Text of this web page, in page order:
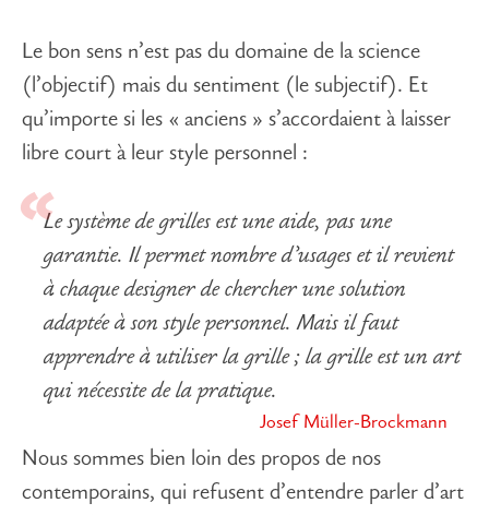
Le bon sens n’est pas du domaine de la science
(l’objectif) mais du sentiment (le subjectif). Et
qu’importe si les « anciens » s’accordaient à laisser
libre court à leur style personnel :
Le système de grilles est une aide, pas une
garantie. Il permet nombre d’usages et il revient
à chaque designer de chercher une solution
adaptée à son style personnel. Mais il faut
apprendre à utiliser la grille ; la grille est un art
qui nécessite de la pratique.
Josef Müller-Brockmann
Nous sommes bien loin des propos de nos
contemporains, qui refusent d’entendre parler d’art